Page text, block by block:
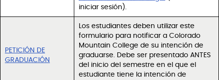
iniciar sesión).
PETICIÓN DE
GRADUACIÓN
Los estudiantes deben utilizar este
formulario para notificar a Colorado
Mountain College de su intención de
graduarse. Debe ser presentado ANTES
del inicio del semestre en el que el
estudiante tiene la intención de